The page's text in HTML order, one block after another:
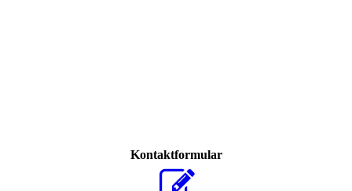
Kontaktformular